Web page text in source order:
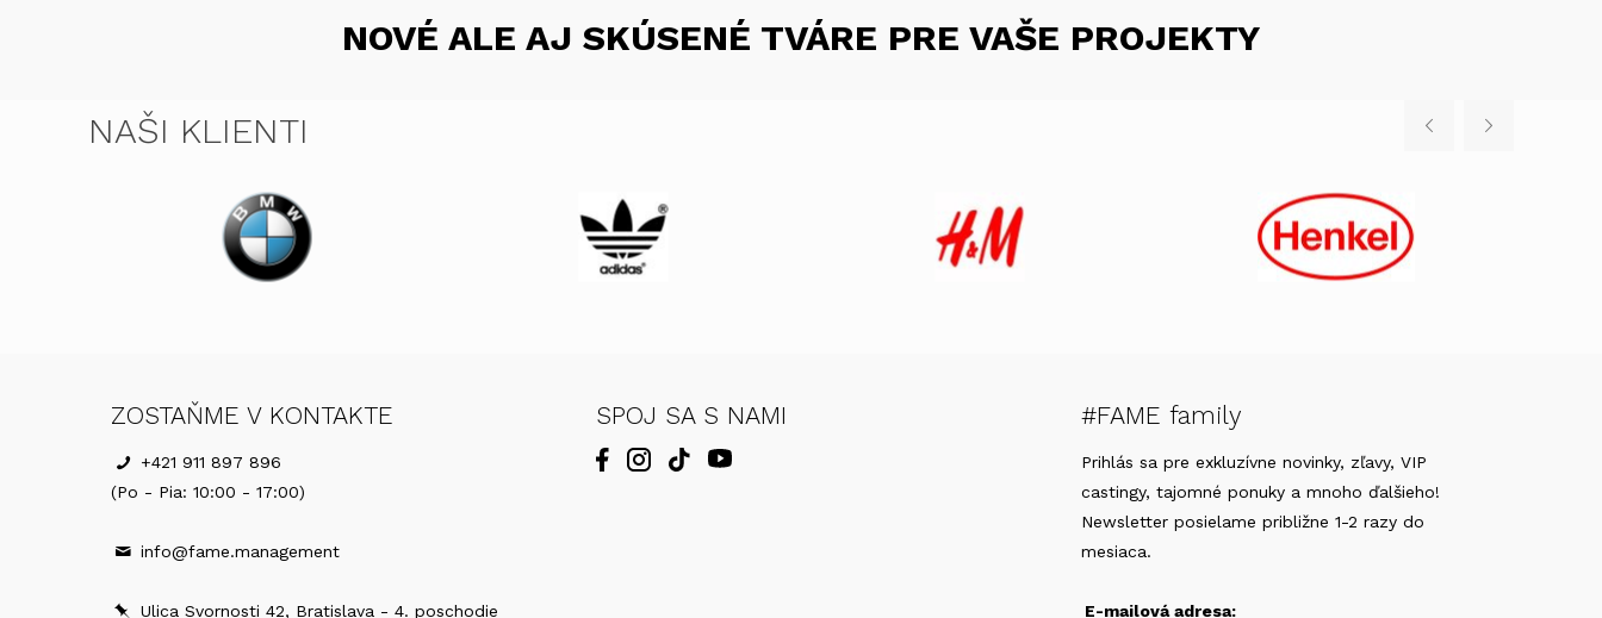
NOVÉ ALE AJ SKÚSENÉ TVÁRE PRE VAŠE PROJEKTY
NAŠI KLIENTI
ZOSTAŇME V KONTAKTE
+421 911 897 896
(Po - Pia: 10:00 - 17:00)
info@fame.management
Ulica Svornosti 42, Bratislava - 4. poschodie
SPOJ SA S NAMI #FAME family
Prihlás sa pre exkluzívne novinky, zľavy, VIP
castingy, tajomné ponuky a mnoho ďalšieho!
Newsletter posielame približne 1-2 razy do
mesiaca.
E-mailová adresa: